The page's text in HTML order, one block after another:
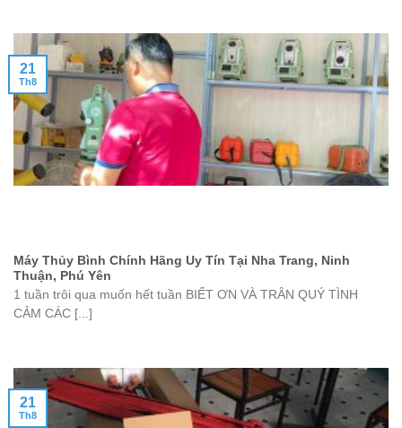
Máy Thủy Bình Chính Hãng Uy Tín Tại Nha Trang, Ninh
Thuận, Phú Yên
1 tuần trôi qua muốn hết tuần BIẾT ƠN VÀ TRÂN QUÝ TÌNH
CẢM CÁC [...]
21
Th8
21
Th8